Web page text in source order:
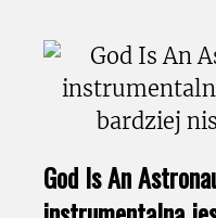
God Is An